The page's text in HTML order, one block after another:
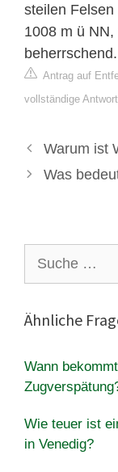
steilen
1008 m ü
beherrschend.
Antrag auf
vollständige
Warum ist
Was
nach:
Ähnliche
Wann
Wie teuer ist
in Venedig?